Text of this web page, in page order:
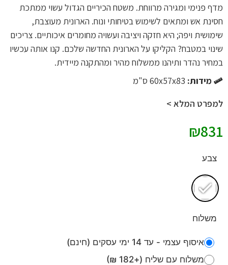
מדף פנימי ומגירה מרווחת. משטח הכיריים הגדול עשוי ממתכת
חסינת אש ומתאים לשימוש בטיחותי ונוח. הארונית מעוצבת,
שימושית ויפה; היא חזקה ויציבה ועשויה מחומרים איכותיים. צריכים
שינוי במטבח? הקליקו על הארונית החדשה שלכם. קנו אותה עכשיו
במחיר נהדר ותיהנו ממשלוח מהיר ומהתקנה מיידית.
מידות: 60x57x83 ס"מ
למפרט המלא >
₪831
צבע
משלוח
איסוף עצמי - עד 14 ימי עסקים (חינם)
משלוח עם שליח (+182 ₪)